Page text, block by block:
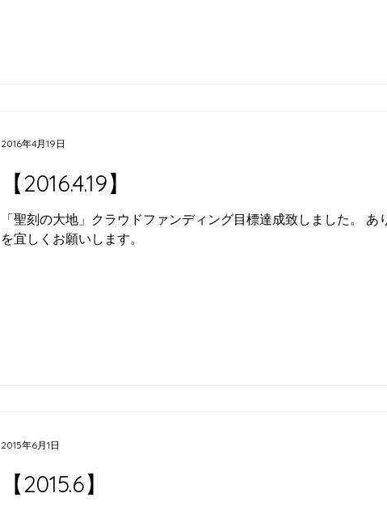
【2016.4.19】
「聖刻の大地」クラウドファンディング目標達成致しました。
を宜しくお願いします。
2016年4月19日
【2015.6】
2015年6月1日